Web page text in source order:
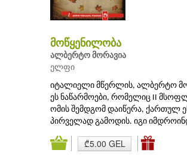
მოწყენილობა
ალბერტო მორავია
ელფი
იტალიელი მწერლის, ალბერტო
ეს ნაწარმოები, რომელიც II
ომის შემდგომ დაიწერა, ქართულ
პირველად გამოდის. იგი
₾5.00 GEL